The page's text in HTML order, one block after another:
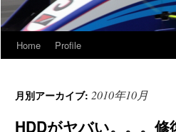
テ
Home Profile
月別アーカイブ: 2010年10月
HDDがヤバい。。。修